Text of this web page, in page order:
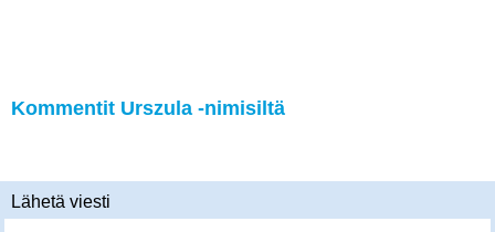
Kommentit Urszula -nimisiltä
Lähetä viesti